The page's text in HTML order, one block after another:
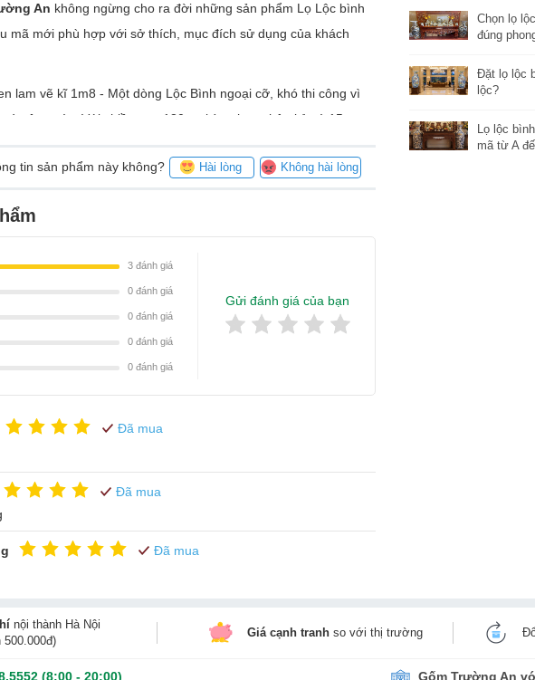
An không ngừng cho ra đời những sản phẩm Lọ Lộc bình
mã mới phù hợp với sở thích, mục đích sử dụng của khách
lam vẽ kĩ 1m8 - Một dòng Lộc Bình ngoại cỡ, khó thi công vì
và công sức. Với chiều cao 180cm kèm theo chân kỷ sứ 15cm,
hàng, khách sạn, doanh nghiệp, Đình, Đền chùa… sẽ là điểm
hoàn toàn bởi bàn tay của người nghê nhân bằng chất men lam
tin sản phẩm này không? Hài lòng Không hài lòng
3 đánh giá
0 đánh giá
0 đánh giá
0 đánh giá
0 đánh giá
Gửi đánh giá của bạn
Đã mua
Đã mua
Đã mua
Chọn lọ
đúng
Đặt lọ lộc
lộc?
Lọ lộc
mã từ A
nội thành Hà Nội
500.000đ)
Giá cạnh tranhso với thị trường
(8:00 - 20:00) Gốm Trường An